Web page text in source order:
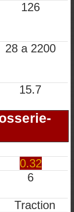
126
28 a 2200
15.7
0.32
6
Traction